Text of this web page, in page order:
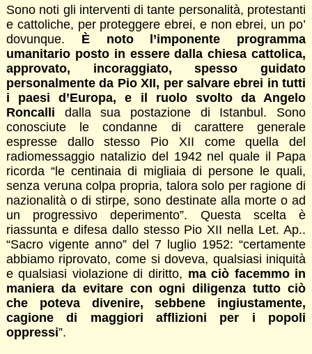
Sono noti gli interventi di tante personalità, protestanti
e cattoliche, per proteggere ebrei, e non ebrei, un po’
dovunque. Ènoto l’imponente programma
umanitario posto in essere dalla chiesa cattolica,
approvato, incoraggiato, spesso guidato
personalmente da Pio XII, per salvare ebrei in tutti
i paesi d’Europa, e il ruolo svolto da Angelo
Roncalli dalla sua postazione di Istanbul. Sono
conosciute le condanne di carattere generale
espresse dallo stesso Pio XII come quella del
radiomessaggio natalizio del 1942 nel quale il Papa
ricorda “le centinaia di migliaia di persone le quali,
senza veruna colpa propria, talora solo per ragione di
nazionalità o di stirpe, sono destinate alla morte o ad
un progressivo deperimento”. Questa scelta è
riassunta e difesa dallo stesso Pio XII nella Let. Ap..
“Sacro vigente anno” del 7 luglio 1952: “certamente
abbiamo riprovato, come si doveva, qualsiasi iniquità
e qualsiasi violazione di diritto, ma ciò facemmo in
maniera da evitare con ogni diligenza tutto ciò
che poteva divenire, sebbene ingiustamente,
cagione di maggiori afflizioni per i popoli
oppressi”.